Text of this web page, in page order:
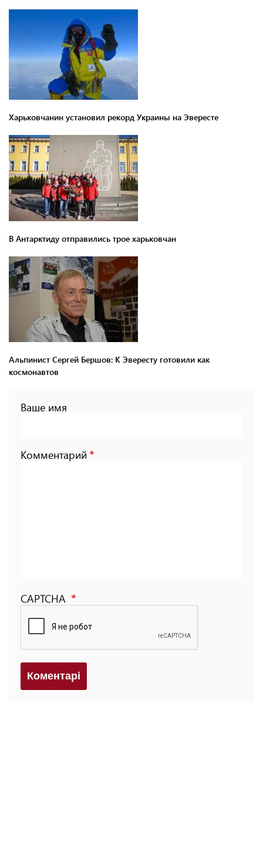
Харьковчанин установил рекорд Украины на Эвересте
В Антарктиду отправились трое харьковчан
Альпинист Сергей Бершов: К Эвересту готовили как
космонавтов
Ваше имя
Комментарий
CAPTCHA
Коментарi